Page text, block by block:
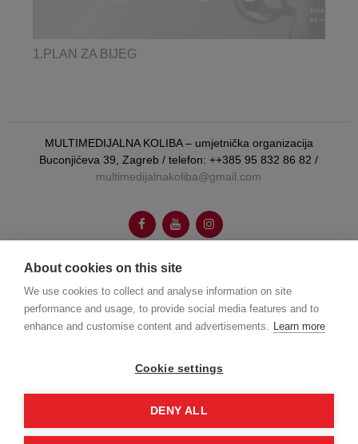
1.PLAN ZA BIJEG
MULTIMEDIJALNA KOLIBA – umjetnička organizacija
Buconjićeva 39, Zagreb / telefon: ++385 95 832 86 82 /
multimedijalnakoliba@gmail.com
autorica vizualnog identiteta: Booboo Tannenbaum
web dizajn:Joško Gamberožić
© Multumedijalna koliba 2026.
About cookies on this site
We use cookies to collect and analyse information on site
performance and usage, to provide social media features and to
enhance and customise content and advertisements. Learn more
Cookie settings
DENY ALL